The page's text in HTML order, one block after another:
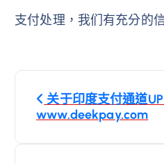
支付处理，我们有充分的
文
章
关于印度支付通道
www.deekpay.com